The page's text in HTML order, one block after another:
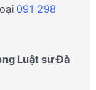
091 298
Luật sư Đà